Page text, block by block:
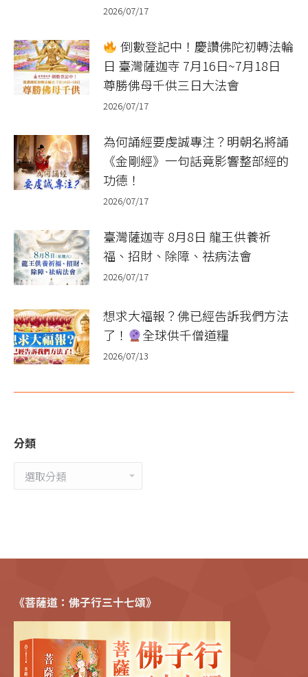
2026/07/17
倒數登記中！慶讚佛陀初轉法輪
日 臺灣薩迦寺 7月16日~7月18日
尊勝佛母千供三日大法會
2026/07/17
為何誦經要虔誠專注？明朝名將誦
《金剛經》一句話竟影響整部經的
功德！
2026/07/17
臺灣薩迦寺 8月8日 龍王供養祈
福、招財、除障、祛病法會
2026/07/17
想求大福報？佛已經告訴我們方法
了！
全球供千僧道糧
2026/07/13
分類
類
《菩薩道：佛子行三十七頌》